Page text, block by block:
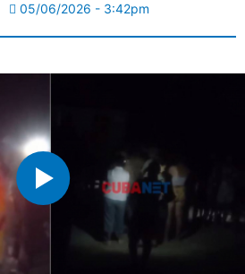
05/06/2026 - 3:42pm